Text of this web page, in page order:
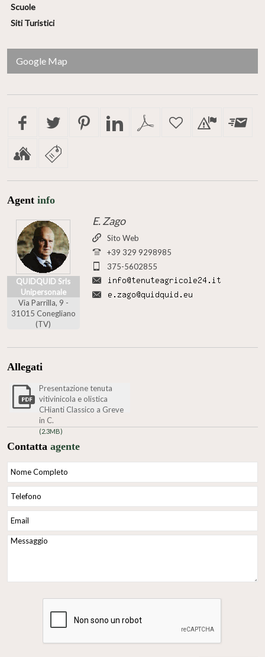
Scuole
Siti Turistici
Google Map
Agentinfo
QUIDQUID Srls
Unipersonale
Via Parrilla, 9 -
31015 Conegliano
(TV)
E. Zago
Sito Web
+39 329 9298985
375-5602855
Allegati
Presentazione tenuta
vitivinicola e olistica
CHianti Classico a Greve
in C.
(2.3MB)
Contatta agente